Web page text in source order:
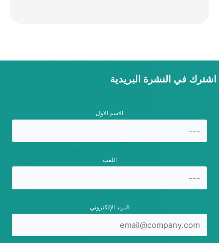
اشترك في النشرة البريدية
الاسم الاول
اللقب
البريد الإلكتروني